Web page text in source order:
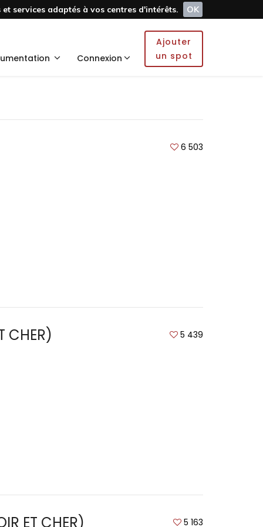
services adaptés à vos centres d'intérêts. OK
Connexion
Ajouter
un spot
6 503
CHER) 5 439
ET CHER) 5 163